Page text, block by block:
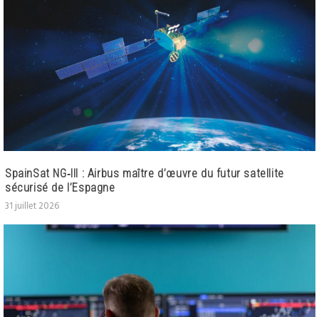
SpainSat NG‑III : Airbus maître d’œuvre du futur satellite
sécurisé de l’Espagne
31 juillet 2026